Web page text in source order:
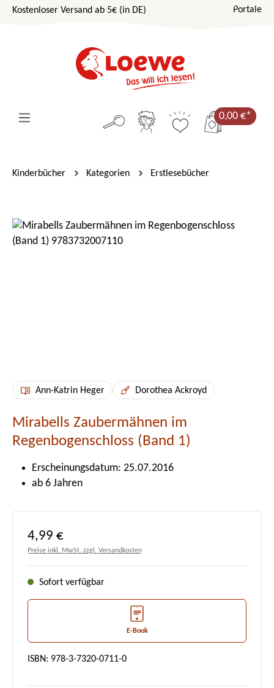
Zum Hauptinhalt springen
Kostenloser Versand ab 5€ (in DE) Portale
0,00 €*
Kinderbücher Kategorien Erstlesebücher
Bildergalerie überspringen
Ann-Katrin Heger Dorothea Ackroyd
Mirabells Zaubermähnen im
Regenbogenschloss (Band 1)
Erscheinungsdatum: 25.07.2016
ab 6 Jahren
Regulärer Preis:
4,99 €
Preise inkl. MwSt. zzgl. Versandkosten
Sofort verfügbar
E-Book
ISBN: 978-3-7320-0711-0